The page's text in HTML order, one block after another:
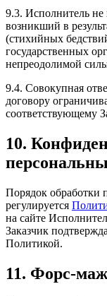
9.3. Исполнитель не
возникший в
(стихийных
государственных
непреодолимой
9.4. Совокупная
договору
соответствующему
10.
Порядок обработки
регулируется
на сайте
Заказчик
Политикой.
11. Форс-